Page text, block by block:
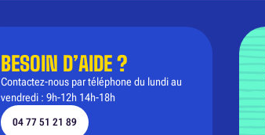
BESOIN D’AIDE ?
Contactez-nous par téléphone du lundi au
vendredi : 9h-12h 14h-18h
04 77 51 21 89